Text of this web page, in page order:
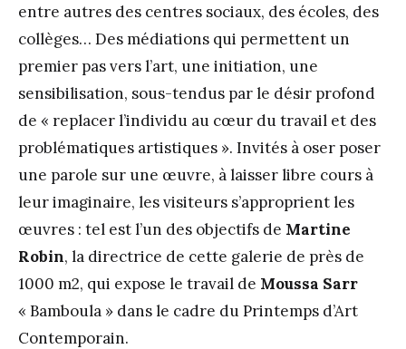
entre autres des centres sociaux, des écoles, des
collèges… Des médiations qui permettent un
premier pas vers l’art, une initiation, une
sensibilisation, sous-tendus par le désir profond
de « replacer l’individu au cœur du travail et des
problématiques artistiques ». Invités à oser poser
une parole sur une œuvre, à laisser libre cours à
leur imaginaire, les visiteurs s’approprient les
œuvres : tel est l’un des objectifs de Martine
Robin, la directrice de cette galerie de près de
1000 m2, qui expose le travail de Moussa Sarr
« Bamboula » dans le cadre du Printemps d’Art
Contemporain.